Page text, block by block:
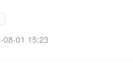
08-01 15:23